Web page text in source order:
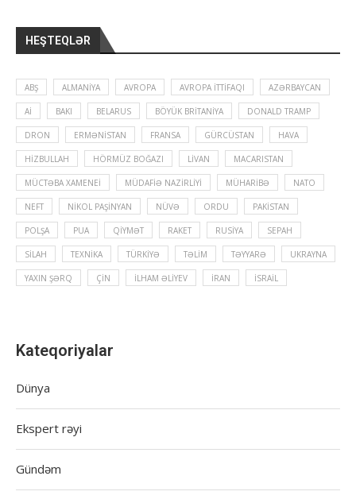
HEŞTEQLƏR
ABŞ ALMANIYA AVROPA AVROPA İTTIFAQI AZƏRBAYCAN
Aİ BAKI BELARUS BÖYÜK BRITANIYA DONALD TRAMP
DRON ERMƏNISTAN FRANSA GÜRCÜSTAN HAVA
HIZBULLAH HÖRMÜZ BOĞAZI LIVAN MACARISTAN
MÜCTƏBA XAMENEI MÜDAFIƏ NAZIRLIYI MÜHARIBƏ NATO
NEFT NIKOL PAŞINYAN NÜVƏ ORDU PAKISTAN
POLŞA PUA QIYMƏT RAKET RUSIYA SEPAH
SILAH TEXNIKA TÜRKIYƏ TƏLIM TƏYYARƏ UKRAYNA
YAXIN ŞƏRQ ÇIN İLHAM ƏLIYEV İRAN İSRAIL
Kateqoriyalar
Dünya
Ekspert rəyi
Gündəm